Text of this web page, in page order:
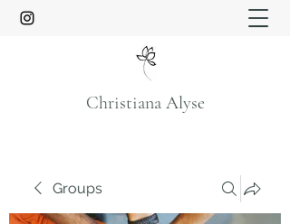
Christiana Alyse
Groups